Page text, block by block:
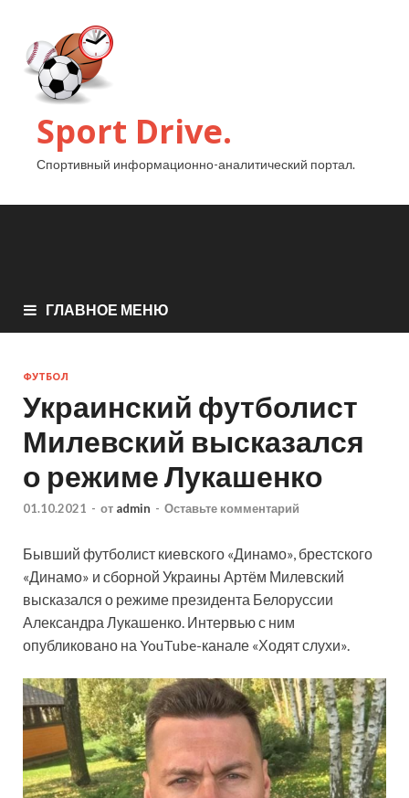
Sport Drive.
Спортивный информационно-аналитический портал.
ГЛАВНОЕ МЕНЮ
ФУТБОЛ
Украинский футболист
Милевский высказался
о режиме Лукашенко
01.10.2021 - от admin - Оставьте комментарий
Бывший футболист киевского «Динамо», брестского
«Динамо» и сборной Украины Артём Милевский
высказался о режиме президента Белоруссии
Александра Лукашенко. Интервью с ним
опубликовано на YouTube-канале «Ходят слухи».